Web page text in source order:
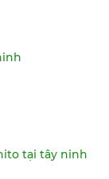
tại tây ninh